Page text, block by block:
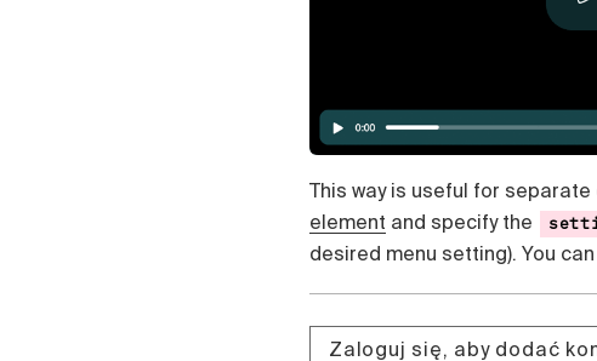
This way is useful for
element and specify the
desired menu setting). You
Zaloguj się, aby dodać